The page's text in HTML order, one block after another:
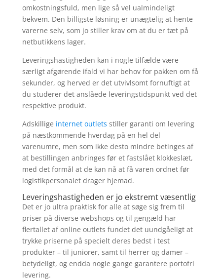
omkostningsfuld, men lige så vel ualmindeligt
bekvem. Den billigste løsning er unægtelig at hente
varerne selv, som jo stiller krav om at du er tæt på
netbutikkens lager.
Leveringshastigheden kan i nogle tilfælde være
særligt afgørende ifald vi har behov for pakken om få
sekunder, og herved er det utvivlsomt fornuftigt at
du studerer det anslåede leveringstidspunkt ved det
respektive produkt.
Adskillige internet outlets stiller garanti om levering
på næstkommende hverdag på en hel del
varenumre, men som ikke desto mindre betinges af
at bestillingen anbringes før et fastslået klokkeslæt,
med det formål at de kan nå at få varen ordnet før
logistikpersonalet drager hjemad.
Leveringshastigheden er jo ekstremt væsentlig
Det er jo ultra praktisk for alle at søge sig frem til
priser på diverse webshops og til gengæld har
flertallet af online outlets fundet det uundgåeligt at
trykke priserne på specielt deres bedst i test
produkter – til juniorer, samt til herrer og damer –
betydeligt, og endda nogle gange garantere portofri
levering.